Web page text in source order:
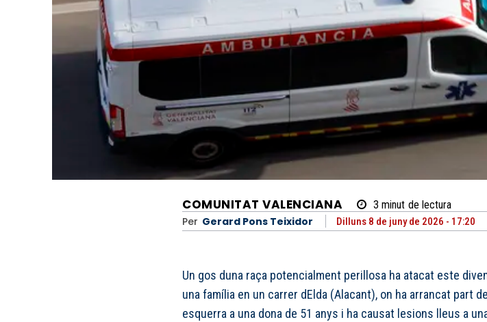
COMUNITAT VALENCIANA 3 minut de lectura
Per Gerard Pons Teixidor Dilluns 8 de juny de 2026 - 17:20
Un gos duna raça potencialment perillosa ha atacat este
una família en un carrer dElda (Alacant), on ha arrancat part
esquerra a una dona de 51 anys i ha causat lesions lleus a